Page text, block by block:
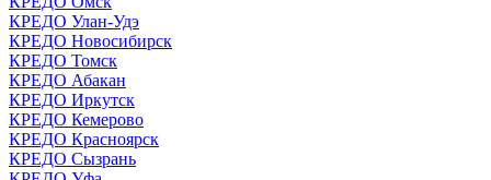
КРЕДО Улан-Удэ
КРЕДО Новосибирск
КРЕДО Томск
КРЕДО Абакан
КРЕДО Иркутск
КРЕДО Кемерово
КРЕДО Красноярск
КРЕДО Сызрань